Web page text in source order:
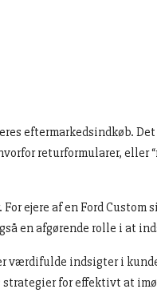
eftermarkedsindkøb.
returformularer, eller
ejere af en Ford
en afgørende rolle i at
værdifulde indsigter i
for effektivt at